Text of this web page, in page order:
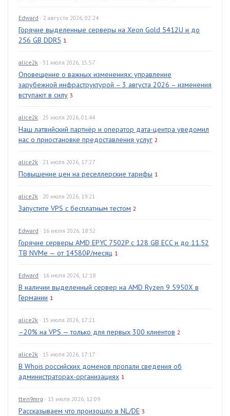
Edward · 2 августа 2026, 02:24
Горячие выделенные серверы на Xeon Gold 5412U и до
256 GB DDR5 1
alice2k · 31 июля 2026, 15:57
Оповещение о важных изменениях: управление
зарубежной инфраструктурой – 3 августа 2026 – изменения
вступают в силу 3
alice2k · 25 июля 2026, 01:44
Наш латвийский партнёр и оператор дата-центра уведомил
нас о приостановке предоставления услуг 2
alice2k · 21 июля 2026, 17:27
Повышение цен на реселлерские тарифы 1
alice2k · 20 июля 2026, 19:21
Запустите VPS с бесплатным тестом 2
Edward · 16 июля 2026, 18:32
Горячие серверы AMD EPYC 7502P с 128 GB ECC и до 11.52
TB NVMe — от 14580₽/месяц 1
Edward · 16 июля 2026, 12:18
В наличии выделенный сервер на AMD Ryzen 9 5950X в
Германии 1
alice2k · 15 июля 2026, 17:21
–20% на VPS — только для первых 300 клиентов 2
alice2k · 15 июля 2026, 17:17
В Whois российских доменов пропали сведения об
администраторах-организациях 1
tten9mrg · 13 июля 2026, 12:09
Рассказываем что произошло в NL/DE 3